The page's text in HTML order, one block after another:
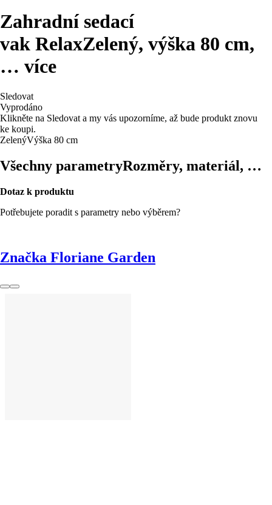
Zahradní sedací
vak RelaxZelený, výška 80 cm,
… více
Sledovat
Vyprodáno
Klikněte na Sledovat a my vás upozorníme, až bude produkt znovu
ke koupi.
ZelenýVýška 80 cm
Všechny parametryRozměry, materiál, …
Dotaz k produktu
Potřebujete poradit s parametry nebo výběrem?
Značka Floriane Garden